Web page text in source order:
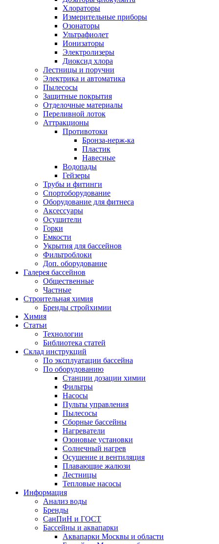
Хлораторы
Измерительные приборы
Озонаторы
Ультрафиолет
Ионизаторы
Электролизеры
Диоксид хлора
Лестницы и поручни
Электрика и автоматика
Пылесосы
Защитные покрытия
Отделочные материалы
Переливной лоток
Аттракционы
Противотоки
Бронза-нерж-ка
Пластик
Навесные
Водопады
Гейзеры
Трубы и фитинги
Спортоборудование
Оборудование для фитнеса
Аксессуары
Осушители
Горки
Емкости
Укрытия для бассейнов
Фильтроблоки
Доп. оборудование
Галерея бассейнов
Общественные
Частные
Строительная химия
Бренды стройхимии
Химия
Статьи
Технологии
Библиотека статей
Склад инструкций
По эксплуатации бассейна
По оборудованию
Станции дозации химии
Фильтры
Насосы
Пульты управления
Пылесосы
Сборные бассейны
Нагреватели
Озоновые установки
Солнечный нагрев
Осушение и вентиляция
Плавающие жалюзи
Лестницы
Тепловые насосы
Информация
Анализ воды
Бренды
СанПиН и ГОСТ
Бассейны и аквапарки
Аквапарки Москвы и области